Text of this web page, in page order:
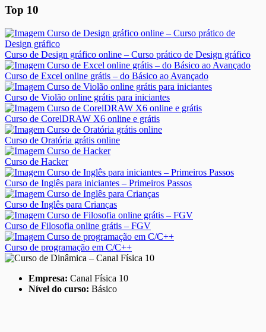
Top 10
Curso de Design gráfico online – Curso prático de Design gráfico
Curso de Excel online grátis – do Básico ao Avançado
Curso de Violão online grátis para iniciantes
Curso de CorelDRAW X6 online e grátis
Curso de Oratória grátis online
Curso de Hacker
Curso de Inglês para iniciantes – Primeiros Passos
Curso de Inglês para Crianças
Curso de Filosofia online grátis – FGV
Curso de programação em C/C++
Empresa: Canal Física 10
Nível do curso: Básico